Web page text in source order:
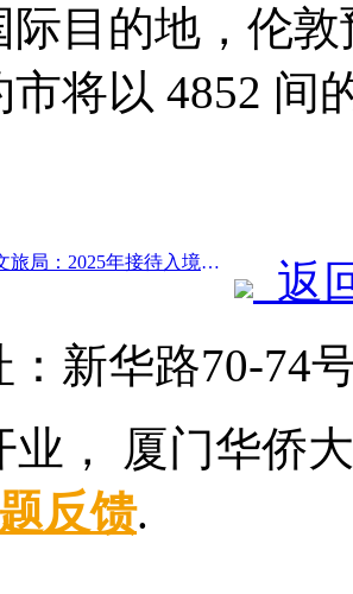
际目的地，伦
市将以 4852 间
前一篇：北京文旅局：2025年接待入境游客548万人次，同比增长39%
返
：新华路70-74
业， 厦门华侨
反馈.